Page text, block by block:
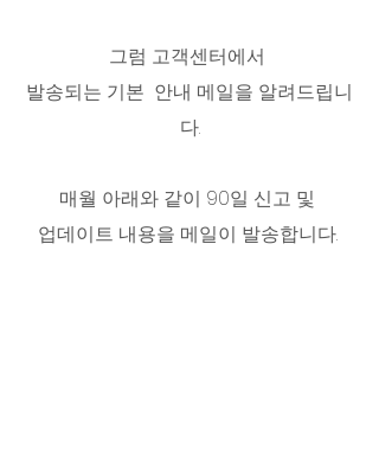
그럼 고객센터에서
발송되는 기본  안내 메일을 알려드립니
다.
매월 아래와 같이 90일 신고 및
업데이트 내용을 메일이 발송합니다.